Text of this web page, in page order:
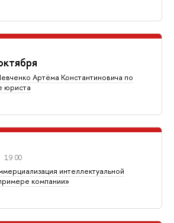
Артёма Константиновича по
юриста
19:00
интеллектуальной
компании»